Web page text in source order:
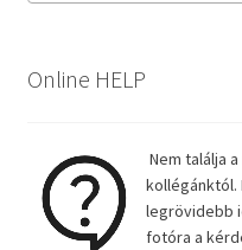
Online HELP
Nem találja
kollégánktól.
legrövidebb
fotóra a